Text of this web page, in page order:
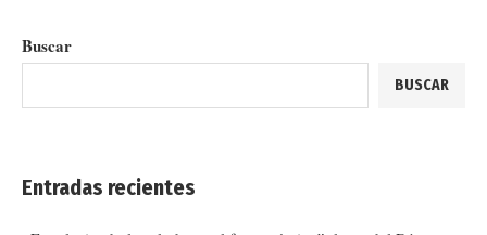
Buscar
BUSCAR
Entradas recientes